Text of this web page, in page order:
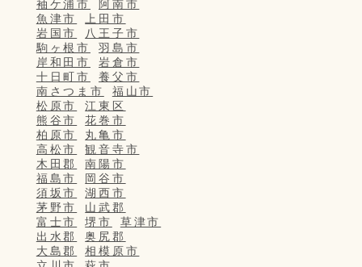
袖ケ浦市
阿南市
魚津市
上田市
岩国市
八王子市
駒ヶ根市
羽島市
岸和田市
岩倉市
十日町市
養父市
南さつま市
福山市
松原市
江東区
熊谷市
花巻市
柏原市
丸亀市
高松市
観音寺市
木田郡
南陽市
福島市
岡谷市
須坂市
湖西市
茅野市
山武郡
富士市
堺市
草津市
出水郡
奥尻郡
大島郡
相模原市